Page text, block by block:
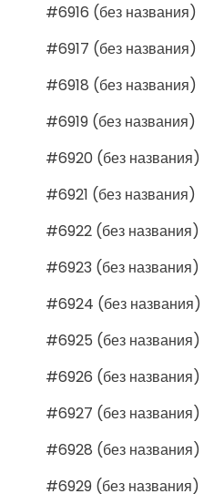
#6916 (без названия)
#6917 (без названия)
#6918 (без названия)
#6919 (без названия)
#6920 (без названия)
#6921 (без названия)
#6922 (без названия)
#6923 (без названия)
#6924 (без названия)
#6925 (без названия)
#6926 (без названия)
#6927 (без названия)
#6928 (без названия)
#6929 (без названия)